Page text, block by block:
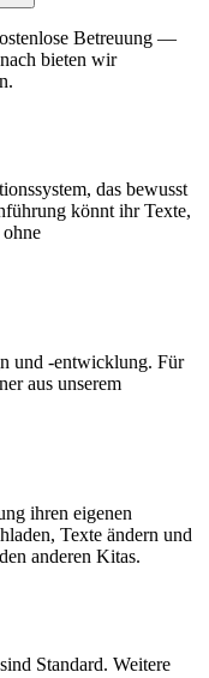
Betreuung —
bieten wir
das bewusst
könnt ihr Texte,
und -entwicklung. Für
aus unserem
ihren eigenen
Texte ändern und
anderen Kitas.
Standard. Weitere